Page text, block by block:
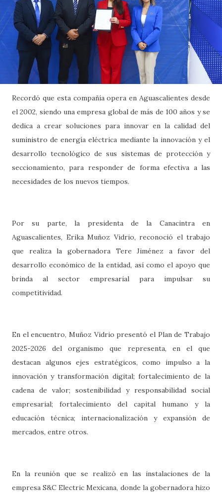
Recordó que esta compañía opera en Aguascalientes desde
el 2002, siendo una empresa global de más de 100 años y se
dedica a crear soluciones para innovar en la calidad del
suministro de energía eléctrica mediante la innovación y el
desarrollo tecnológico de sus sistemas de protección y
seccionamiento, para responder de forma efectiva a las
necesidades de los nuevos tiempos.
Por su parte, la presidenta de la Canacintra en
Aguascalientes, Erika Muñoz Vidrio, reconoció el trabajo
que realiza la gobernadora Tere Jiménez a favor del
desarrollo económico de la entidad, así como el apoyo que
brinda al sector empresarial para impulsar su
competitividad.
En el encuentro, Muñoz Vidrio presentó el Plan de Trabajo
2025-2026 del organismo que representa, en el que
destacan algunos ejes estratégicos, como impulso a la
innovación y transformación digital; fortalecimiento de la
cadena de valor; sostenibilidad y responsabilidad social
empresarial; fortalecimiento del capital humano y la
educación técnica; internacionalización y expansión de
mercados, entre otros.
En la reunión que se realizó en las instalaciones de la
empresa S&C Electric Mexicana, donde la gobernadora hizo